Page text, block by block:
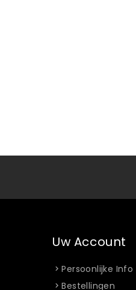
Uw Account
Persoonlijke Info
Bestellingen